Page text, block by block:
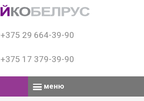
+375 29 664-39-90
+375 17 379-39-90
меню